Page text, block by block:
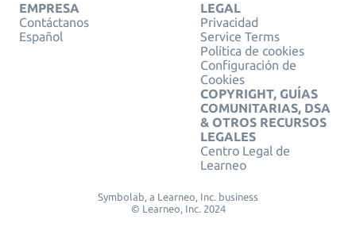
EMPRESA
Contáctanos
Español
LEGAL
Privacidad
Service Terms
Política de cookies
Configuración de
Cookies
COPYRIGHT, GUÍAS
COMUNITARIAS, DSA
& OTROS RECURSOS
LEGALES
Centro Legal de
Learneo
Symbolab, a Learneo, Inc. business
© Learneo, Inc. 2024